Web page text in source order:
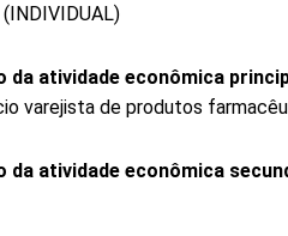
da atividade econômica
varejista de produtos
da atividade econômica